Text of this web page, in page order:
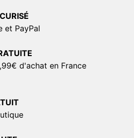
et PayPal
d'achat en France